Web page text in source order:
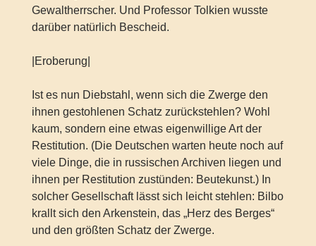
Gewaltherrscher. Und Professor Tolkien wusste
darüber natürlich Bescheid.
|Eroberung|
Ist es nun Diebstahl, wenn sich die Zwerge den
ihnen gestohlenen Schatz zurückstehlen? Wohl
kaum, sondern eine etwas eigenwillige Art der
Restitution. (Die Deutschen warten heute noch auf
viele Dinge, die in russischen Archiven liegen und
ihnen per Restitution zustünden: Beutekunst.) In
solcher Gesellschaft lässt sich leicht stehlen: Bilbo
krallt sich den Arkenstein, das „Herz des Berges“
und den größten Schatz der Zwerge.